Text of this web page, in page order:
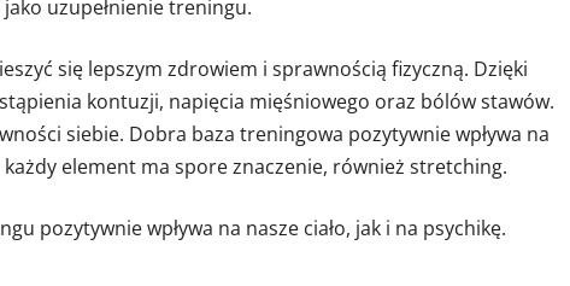
uzupełnienie treningu.
się lepszym zdrowiem i sprawnością fizyczną. Dzięki
kontuzji, napięcia mięśniowego oraz bólów stawów.
siebie. Dobra baza treningowa pozytywnie wpływa na
element ma spore znaczenie, również stretching.
pozytywnie wpływa na nasze ciało, jak i na psychikę.